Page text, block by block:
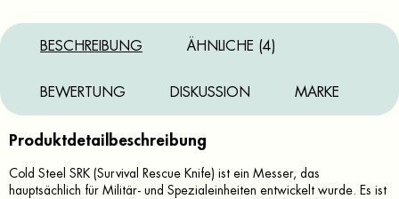
BESCHREIBUNG ÄHNLICHE (4)
BEWERTUNG DISKUSSION MARKE
Produktdetailbeschreibung
Cold Steel SRK (Survival Rescue Knife) ist ein Messer, das
hauptsächlich für Militär- und Spezialeinheiten entwickelt wurde. Es ist